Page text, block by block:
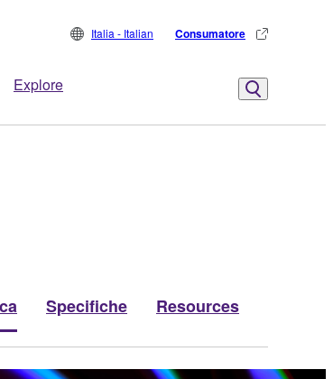
Explore
Italia - Italian Consumatore
Specifiche Resources